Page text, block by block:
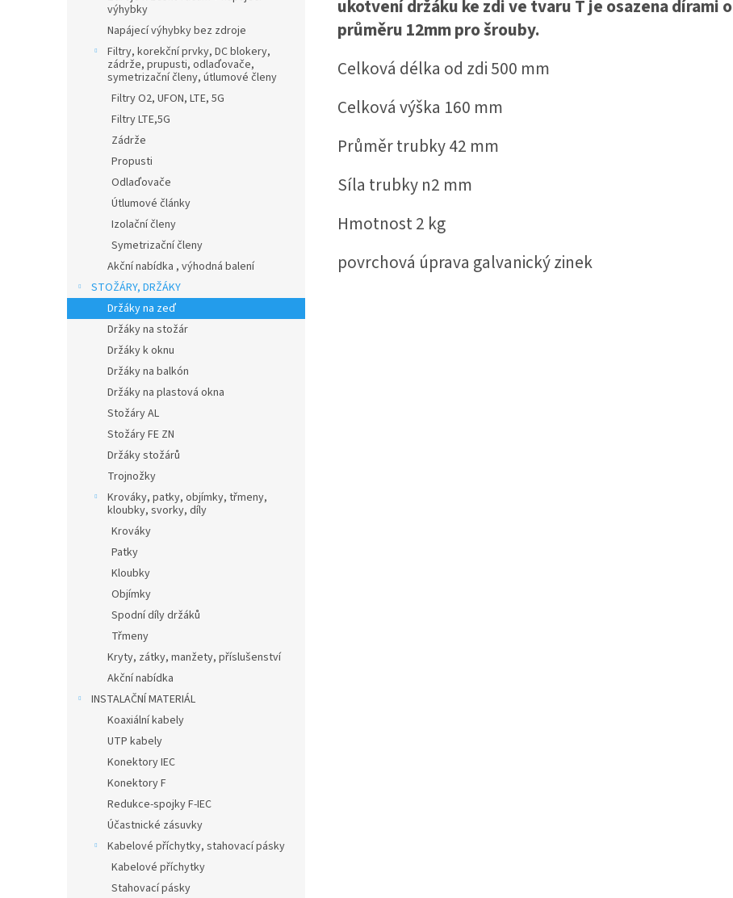
výhybky
Napájecí výhybky bez zdroje
Filtry, korekční prvky, DC blokery,
zádrže, prupusti, odlaďovače,
symetrizační členy, útlumové členy
Filtry O2, UFON, LTE, 5G
Filtry LTE,5G
Zádrže
Propusti
Odlaďovače
Útlumové články
Izolační členy
Symetrizační členy
Akční nabídka , výhodná balení
STOŽÁRY, DRŽÁKY
Držáky na zeď
Držáky na stožár
Držáky k oknu
Držáky na balkón
Držáky na plastová okna
Stožáry AL
Stožáry FE ZN
Držáky stožárů
Trojnožky
Krováky, patky, objímky, třmeny,
kloubky, svorky, díly
Krováky
Patky
Kloubky
Objímky
Spodní díly držáků
Třmeny
Kryty, zátky, manžety, příslušenství
Akční nabídka
INSTALAČNÍ MATERIÁL
Koaxiální kabely
UTP kabely
Konektory IEC
Konektory F
Redukce-spojky F-IEC
Účastnické zásuvky
Kabelové příchytky, stahovací pásky
Kabelové příchytky
Stahovací pásky
ukotvení držáku ke zdi ve tvaru T je osazena dírami o
průměru 12mm pro šrouby.
Celková délka od zdi 500 mm
Celková výška 160 mm
Průměr trubky 42 mm
Síla trubky n2 mm
Hmotnost 2 kg
povrchová úprava galvanický zinek